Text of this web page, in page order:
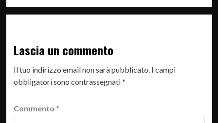
Lascia un commento
Il tuo indirizzo email non sarà pubblicato. I campi
obbligatori sono contrassegnati*
Commento *